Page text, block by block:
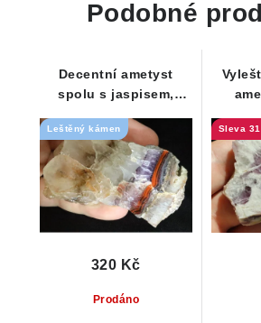
Podobné
Decentní ametyst
spolu s jaspisem,
Leštěný kámen
Prodáno
320 Kč